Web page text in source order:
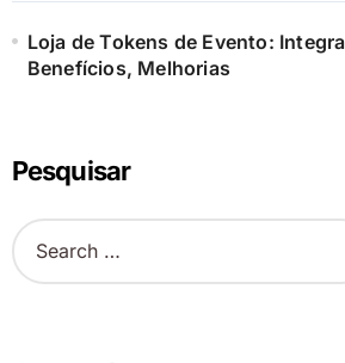
Loja de Tokens de Evento:
Benefícios, Melhorias
Pesquisar
S
e